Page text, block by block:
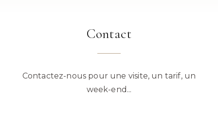
Contact
Contactez-nous pour une visite, un tarif, un
week-end...